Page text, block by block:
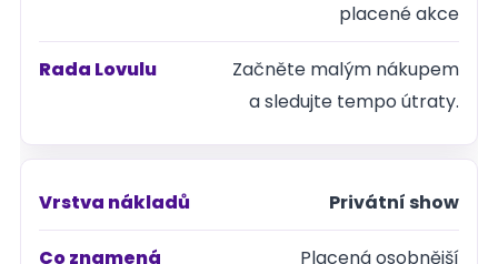
placené akce
Začněte malým nákupem
a sledujte tempo útraty.
Privátní show
Placená osobnější